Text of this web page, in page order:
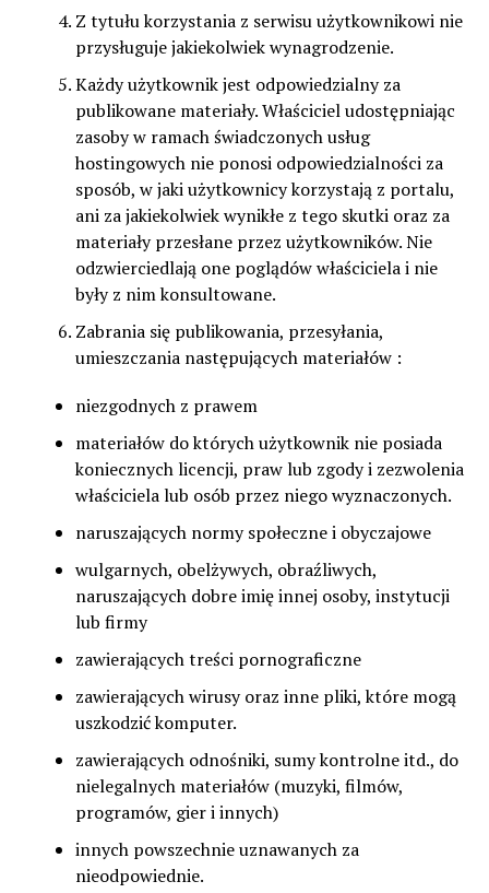
Z tytułu korzystania z serwisu użytkownikowi nie
przysługuje jakiekolwiek wynagrodzenie.
Każdy użytkownik jest odpowiedzialny za
publikowane materiały. Właściciel udostępniając
zasoby w ramach świadczonych usług
hostingowych nie ponosi odpowiedzialności za
sposób, w jaki użytkownicy korzystają z portalu,
ani za jakiekolwiek wynikłe z tego skutki oraz za
materiały przesłane przez użytkowników. Nie
odzwierciedlają one poglądów właściciela i nie
były z nim konsultowane.
Zabrania się publikowania, przesyłania,
umieszczania następujących materiałów :
niezgodnych z prawem
materiałów do których użytkownik nie posiada
koniecznych licencji, praw lub zgody i zezwolenia
właściciela lub osób przez niego wyznaczonych.
naruszających normy społeczne i obyczajowe
wulgarnych, obelżywych, obraźliwych,
naruszających dobre imię innej osoby, instytucji
lub firmy
zawierających treści pornograficzne
zawierających wirusy oraz inne pliki, które mogą
uszkodzić komputer.
zawierających odnośniki, sumy kontrolne itd., do
nielegalnych materiałów (muzyki, filmów,
programów, gier i innych)
innych powszechnie uznawanych za
nieodpowiednie.